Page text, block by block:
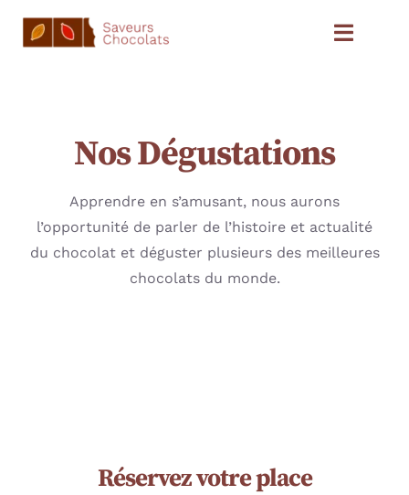
Toggle
A PROPOS
DÉGUSTATIONS
Nos Dégustations
Apprendre en s’amusant, nous aurons
l’opportunité de parler de l’histoire et actualité
du chocolat et déguster plusieurs des meilleures
chocolats du monde.
Réservez votre place